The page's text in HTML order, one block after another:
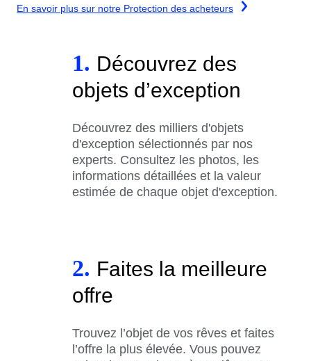
En savoir plus sur notre Protection des acheteurs
1. Découvrez des
objets d’exception
Découvrez des milliers d'objets
d'exception sélectionnés par nos
experts. Consultez les photos, les
informations détaillées et la valeur
estimée de chaque objet d'exception.
2. Faites la meilleure
offre
Trouvez l’objet de vos rêves et faites
l’offre la plus élevée. Vous pouvez